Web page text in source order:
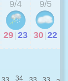
9/4
29 23
9/5
30 22